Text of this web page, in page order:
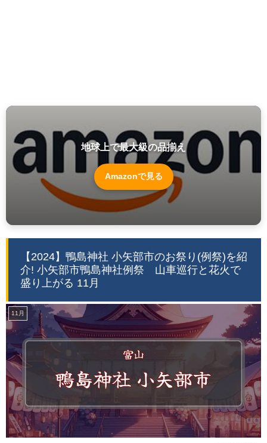
地球上で最大級の品揃え
Amazonで見る
【2024】鴨島神社 小矢部市のお祭り(例祭)を紹
介! 小矢部市鴨島神社例祭 山車巡行と花火で
盛り上がる 11月
11月